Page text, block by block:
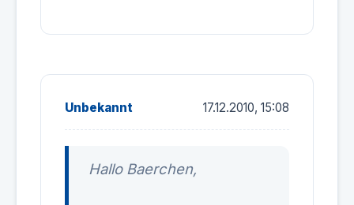
Unbekannt 17.12.2010, 15:08
Hallo Baerchen,